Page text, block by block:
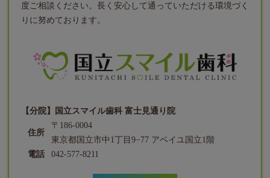
度ご相談ください。長く安心して通っていただける環境づく
りに努めております。
【分院】国立スマイル歯科 富士見通り院
住所
〒186-0004
東京都国立市中1丁目9−77 アベイユ国立1階
電話
042-577-8211